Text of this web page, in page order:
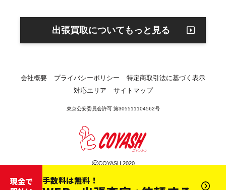
出張買取についてもっと見る
会社概要 プライバシーポリシー
特定商取引法に基づく表示
対応エリア
サイトマップ
東京公安委員会許可 第305511104562号
©COYASH 2020
現金で
手数料は無料！